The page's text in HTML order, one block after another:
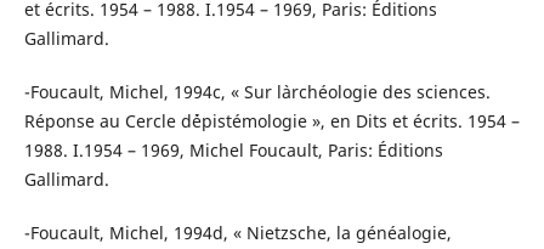
et écrits. 1954 – 1988. I.1954 – 1969, Paris: Éditions
Gallimard.
-Foucault, Michel, 1994c, « Sur l`archéologie des sciences.
Réponse au Cercle d`épistémologie », en Dits et écrits. 1954 –
1988. I.1954 – 1969, Michel Foucault, Paris: Éditions
Gallimard.
-Foucault, Michel, 1994d, « Nietzsche, la généalogie,